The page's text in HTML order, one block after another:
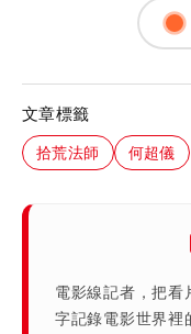
文章標籤
拾荒法師 何超儀
電影線記者，把看
字記錄電影世界裡